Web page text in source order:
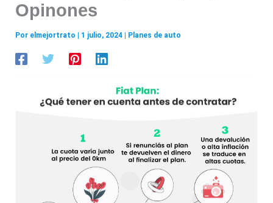
Opinones
Por elmejortrato 1 julio, 2024 Planes de auto